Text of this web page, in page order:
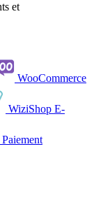
et
WooCommerce
WiziShop E-
Paiement